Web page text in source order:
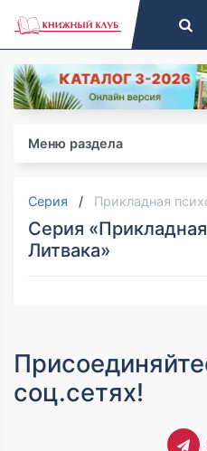
Меню раздела
Серия Прикладная
Серия
Литвака»
соц.сетях!